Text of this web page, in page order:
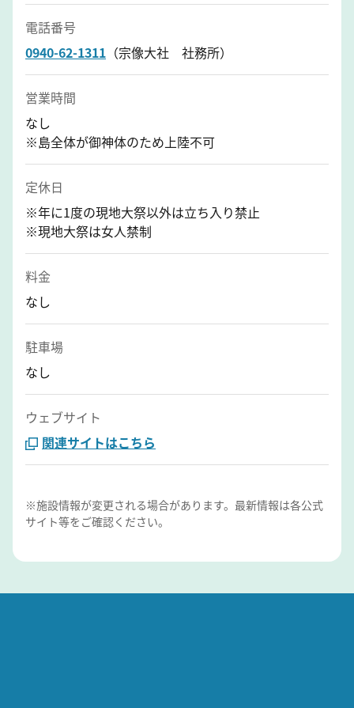
電話番号
0940-62-1311 （宗像大社 社務所）
営業時間
なし
※島全体が御神体のため上陸不可
定休日
※年に1度の現地大祭以外は立ち入り禁止
※現地大祭は女人禁制
料金
なし
駐車場
なし
ウェブサイト
関連サイトはこちら
※施設情報が変更される場合があります。最新情報は各公式
サイト等をご確認ください。